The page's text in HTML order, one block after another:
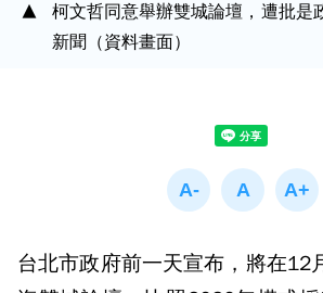
柯文哲同意舉辦雙城論壇，遭批是
新聞（資料畫面）
台北市政府前一天宣布，將在12